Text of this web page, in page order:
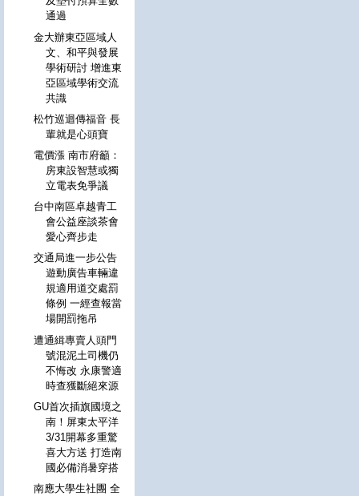
通過
金大辦東亞區域人
文、和平與發展
學術研討 增進東
亞區域學術交流
共識
松竹巡迴傳福音 長
輩就是心頭寶
電價漲 南市府籲：
房東設智慧或獨
立電表免爭議
台中南區卓越青工
會公益座談茶會
愛心齊步走
交通局進一步公告
遊動廣告車輛違
規適用道交處罰
條例 一經查報當
場開罰拖吊
遭通緝專賣人頭門
號混泥土司機仍
不悔改 永康警適
時查獲斷絕來源
GU首次插旗國境之
南！屏東太平洋
3/31開幕多重驚
喜大方送 打造南
國必備消暑穿搭
南應大學生社團 全